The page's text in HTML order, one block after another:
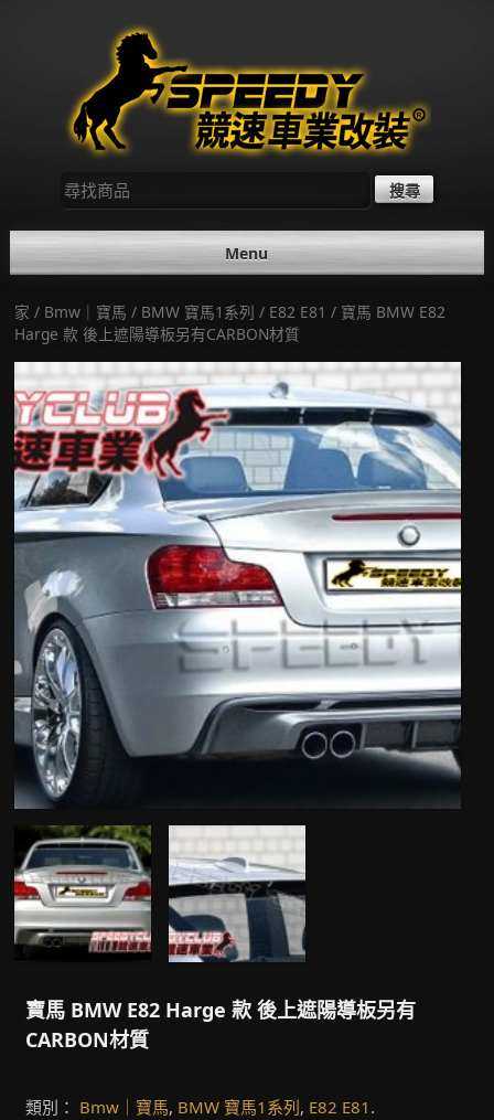
尋
找：
Menu
家 / Bmw｜寶馬 / BMW 寶馬1系列 / E82 E81 / 寶馬 BMW E82
Harge 款 後上遮陽導板另有CARBON材質
寶馬 BMW E82 Harge 款 後上遮陽導板另有
CARBON材質
類別： Bmw｜寶馬, BMW 寶馬1系列, E82 E81 .